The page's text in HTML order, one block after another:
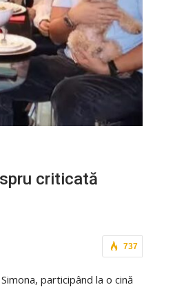
criticată
737
participând la o cină